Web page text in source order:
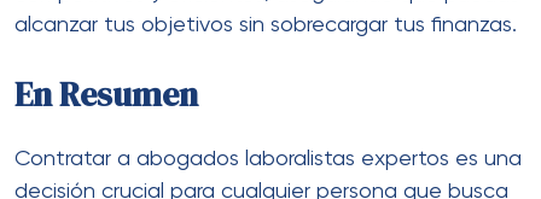
alcanzar tus objetivos sin sobrecargar tus finanzas.
En Resumen
Contratar a abogados laboralistas expertos es una
decisión crucial para cualquier persona que busca